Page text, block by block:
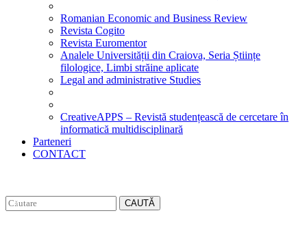
Romanian Economic and Business Review
Revista Cogito
Revista Euromentor
Analele Universității din Craiova, Seria Științe
filologice, Limbi străine aplicate
Legal and administrative Studies
CreativeAPPS – Revistă studențească de cercetare în
informatică multidisciplinară
Parteneri
CONTACT
CAUTĂ